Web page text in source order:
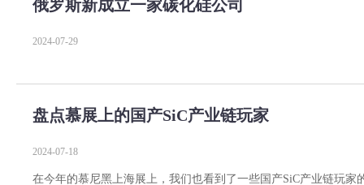
俄罗斯新成立一家碳化硅公司
2024-07-29
盘点慕展上的国产SiC产业链玩家
2024-07-18
在今年的慕尼黑上海展上，我们也看到了一些国产SiC产业链玩